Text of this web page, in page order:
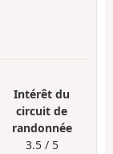
Intérêt du
circuit de
randonnée
3.5 / 5